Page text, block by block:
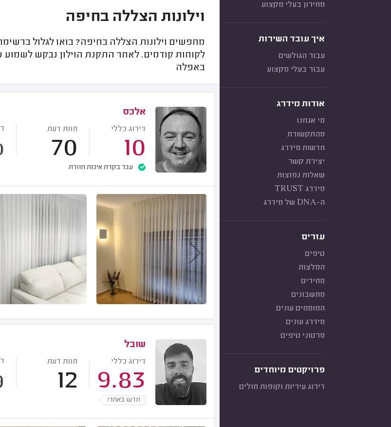
מחירון בעלי מקצוע
איך עובד השירות
עבור הגולשים
עבור בעלי מקצוע
אודות מידרג
מי אנחנו
מהתקשורת
חדשות מידרג
יצירת קשר
שאלות נפוצות
מידרג TRUST
ה-DNA של מידרג
עזרים
טיפים
המלצות
מחירים
מחשבונים
המומחים עונים
מידרג עונים
סרטוני טיפים
פרויקטים מיוחדים
דירוג עיריות וקופות חולים
וילונות הצללה בחיפה
מחפשים וילונות הצללה בחיפה? בואו לגלול
לקוחות קודמים. לאחר התקנת הוילון נבקש
באפלה
אלכס
דירוג כללי
10
חוות דעת
70
עבר בקרת איכות חוזרת
שובל
דירוג כללי
9.83
חוות דעת
12
חדש באתר!